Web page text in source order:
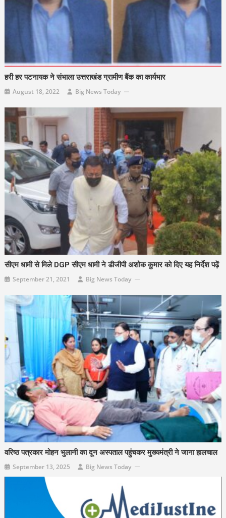
हरी हर पटनायक ने संभाला उत्तराखंड ग्रामीण बैंक का कार्यभार
August 18, 2022 Big News Today
सीएम धामी से मिले DGP सीएम धामी ने डीजीपी अशोक कुमार को दिए यह निर्देश पढ़ें
September 21, 2021 Big News Today
वरिष्ठ पत्रकार मोहन भुलानी का दून अस्पताल पहुंचकर मुख्यमंत्री ने जाना हालचाल
September 13, 2025 Big News Today